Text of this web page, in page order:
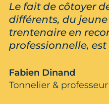
Le fait de côtoyer
différents, du jeune
trentenaire en
professionnelle,
Fabien Dinand
Tonnelier & professeur